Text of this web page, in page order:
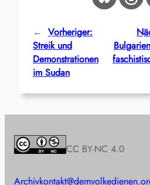
← Vorheriger:
Streik und
Demonstrationen
im Sudan
CC BY-NC 4.0
Archiv